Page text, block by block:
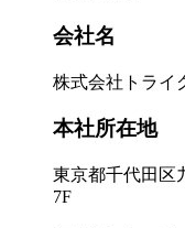
会社名
株式会社トライ
本社所在地
東京都千代田区
7F